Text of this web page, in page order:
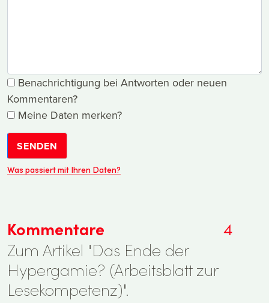
Benachrichtigung bei Antworten oder neuen
Kommentaren?
Meine Daten merken?
SENDEN
Was passiert mit Ihren Daten?
Kommentare
4
Zum Artikel "Das Ende der
Hypergamie? (Arbeitsblatt zur
Lesekompetenz)".